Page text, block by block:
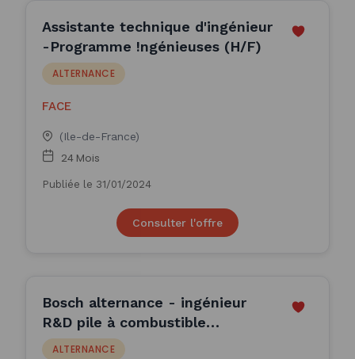
Assistante technique d'ingénieur
-Programme !ngénieuses (H/F)
ALTERNANCE
FACE
(Ile-de-France)
24 Mois
Publiée le 31/01/2024
Consulter l'offre
Bosch alternance - ingénieur
R&D pile à combustible
hydrogène (H/F)
ALTERNANCE